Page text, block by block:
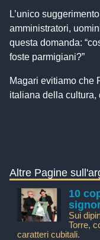
L’unico
amministratori,
questa domanda:
foste parmigiani?”
Magari evitiamo che
italiana della cultura,
Altre Pagine
10
Sui
Torre,
caratteri cubitali.